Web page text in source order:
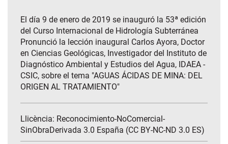
El día 9 de enero de 2019 se inauguró la 53ª edición
del Curso Internacional de Hidrología Subterránea
Pronunció la lección inaugural Carlos Ayora, Doctor
en Ciencias Geológicas, Investigador del Instituto de
Diagnóstico Ambiental y Estudios del Agua, IDAEA -
CSIC, sobre el tema "AGUAS ÁCIDAS DE MINA: DEL
ORIGEN AL TRATAMIENTO"
Llicència: Reconocimiento-NoComercial-
SinObraDerivada 3.0 España (CC BY-NC-ND 3.0 ES)